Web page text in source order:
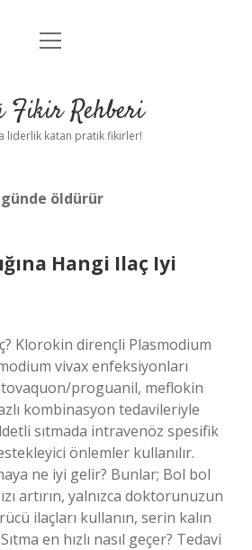
Anasayfa
Yasal Uyarı
menüyü
Fikir Rehberi
liderlik katan pratik fikirler!
günde öldürür
Hangi Ilaç Iyi
Klorokin dirençli Plasmodium
vivax enfeksiyonları
proguanil, meflokin
kombinasyon tedavileriyle
sıtmada intravenöz spesifik
önlemler kullanılır.
ne iyi gelir? Bunlar; Bol bol
artırın, yalnızca doktorunuzun
ilaçları kullanın, serin kalın
en hızlı nasıl geçer? Tedavi